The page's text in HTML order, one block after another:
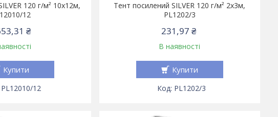
120 г/м² 10х12м,
12
₴
Купити
PL12010/12
Тент посилений SILVER 120 г/м² 2х3м,
PL1202/3
231,97 ₴
В наявності
Купити
PL1202/3